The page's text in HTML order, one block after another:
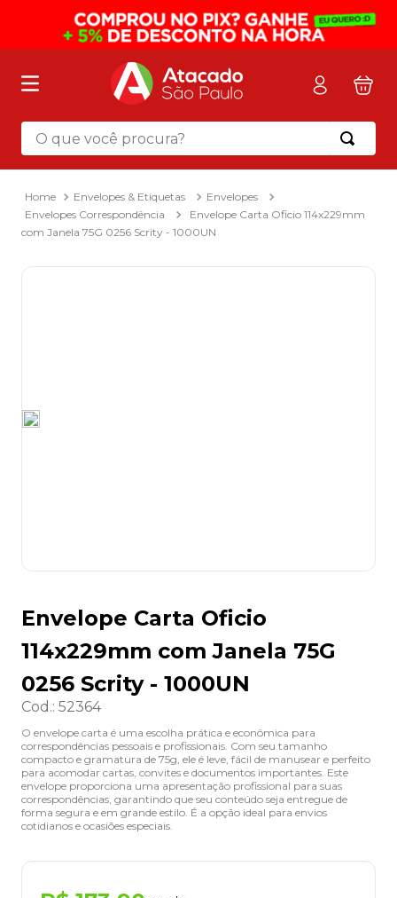
O que você procura?
Envelopes & Etiquetas
Envelopes
Envelopes Correspondência
Envelope Carta Oficio 114x229mm
com Janela 75G 0256 Scrity - 1000UN
Envelope Carta Oficio
114x229mm com Janela 75G
0256 Scrity - 1000UN
Cod.: 52364
O envelope carta é uma escolha prática e econômica para
correspondências pessoais e profissionais. Com seu tamanho
compacto e gramatura de 75g, ele é leve, fácil de manusear e perfeito
para acomodar cartas, convites e documentos importantes. Este
envelope proporciona uma apresentação profissional para suas
correspondências, garantindo que seu conteúdo seja entregue de
forma segura e em grande estilo. É a opção ideal para envios
cotidianos e ocasiões especiais.
Termos mais buscados
mochila
2º sacola
8